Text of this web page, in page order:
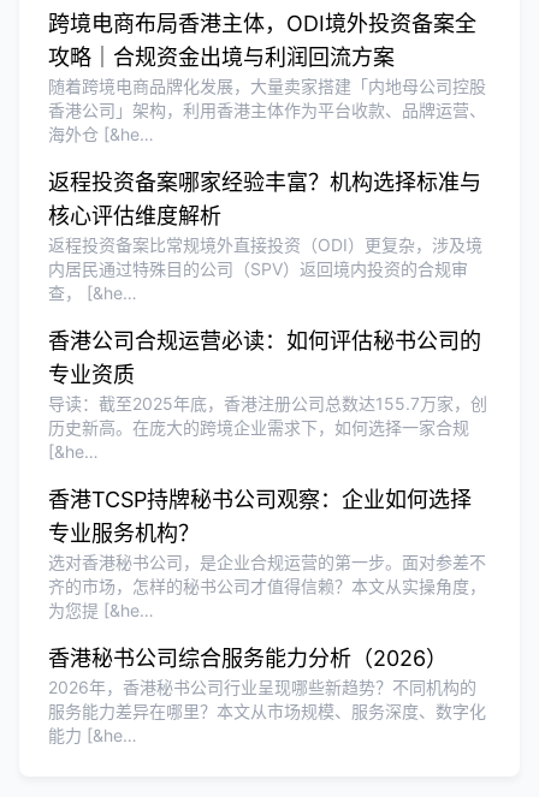
跨境电商布局香港主体，ODI境外投资备案全
攻略｜合规资金出境与利润回流方案
随着跨境电商品牌化发展，大量卖家搭建「内地母公司控股
香港公司」架构，利用香港主体作为平台收款、品牌运营、
海外仓 [&he…
返程投资备案哪家经验丰富？机构选择标准与
核心评估维度解析
返程投资备案比常规境外直接投资（ODI）更复杂，涉及境
内居民通过特殊目的公司（SPV）返回境内投资的合规审
查， [&he…
香港公司合规运营必读：如何评估秘书公司的
专业资质
导读：截至2025年底，香港注册公司总数达155.7万家，创
历史新高。在庞大的跨境企业需求下，如何选择一家合规
[&he…
香港TCSP持牌秘书公司观察：企业如何选择
专业服务机构？
选对香港秘书公司，是企业合规运营的第一步。面对参差不
齐的市场，怎样的秘书公司才值得信赖？本文从实操角度，
为您提 [&he…
香港秘书公司综合服务能力分析（2026）
2026年，香港秘书公司行业呈现哪些新趋势？不同机构的
服务能力差异在哪里？本文从市场规模、服务深度、数字化
能力 [&he…